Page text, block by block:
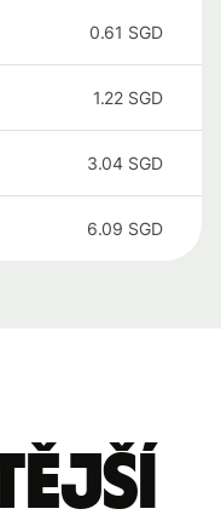
0.61 SGD
1.22 SGD
3.04 SGD
6.09 SGD